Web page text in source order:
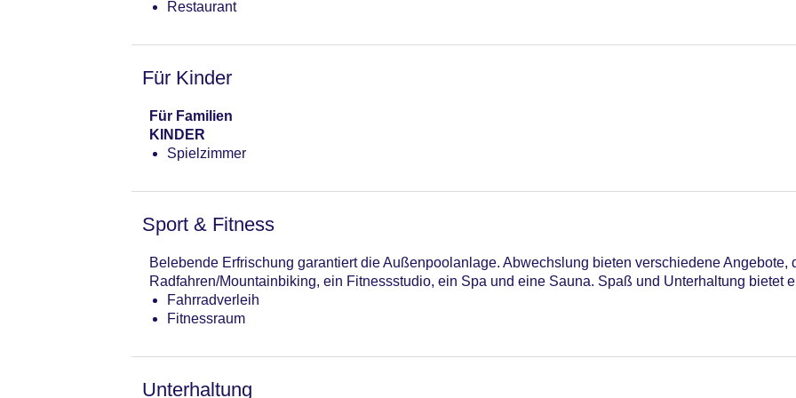
Restaurant
Für Kinder
Für Familien
KINDER
Spielzimmer
Sport & Fitness
Belebende Erfrischung garantiert die Außenpoolanlage. Abwechslung bieten verschiedene Angebote,
Radfahren/Mountainbiking, ein Fitnessstudio, ein Spa und eine Sauna. Spaß und Unterhaltung bietet
Fahrradverleih
Fitnessraum
Unterhaltung